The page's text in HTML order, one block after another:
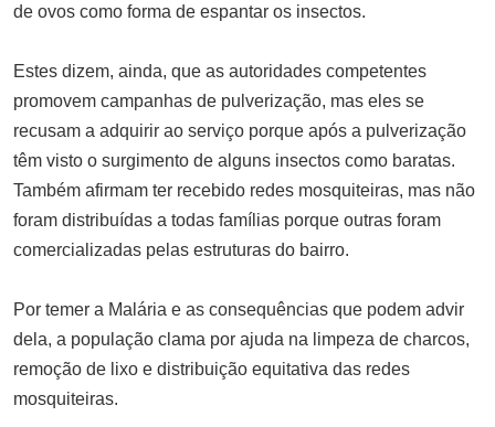
desafia práticas tradicionais
Falta de divisas impossibilita
importação de trigo
ABRIL 1, 2025
de ovos como forma de espantar os insectos.
Estes dizem, ainda, que as autoridades competentes
promovem campanhas de pulverização, mas eles se
recusam a adquirir ao serviço porque após a pulverização
têm visto o surgimento de alguns insectos como baratas.
Também afirmam ter recebido redes mosquiteiras, mas não
foram distribuídas a todas famílias porque outras foram
comercializadas pelas estruturas do bairro.
Por temer a Malária e as consequências que podem advir
dela, a população clama por ajuda na limpeza de charcos,
remoção de lixo e distribuição equitativa das redes
mosquiteiras.